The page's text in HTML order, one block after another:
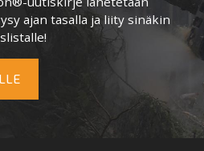
ajan tasalla ja liity sinäkin